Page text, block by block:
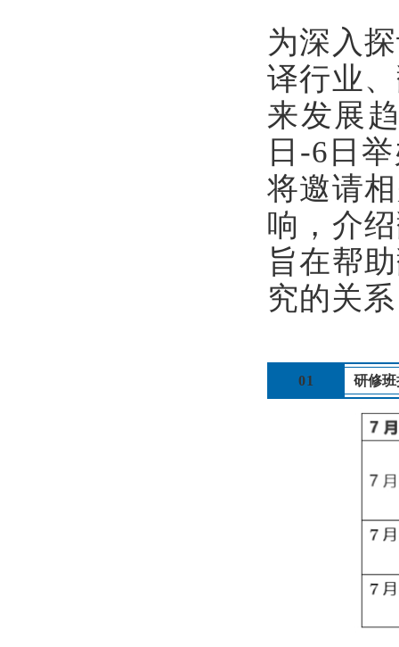
为深入
译行业
来发展
日-6日
将邀请
响，介
旨在帮
究的关
01 研修